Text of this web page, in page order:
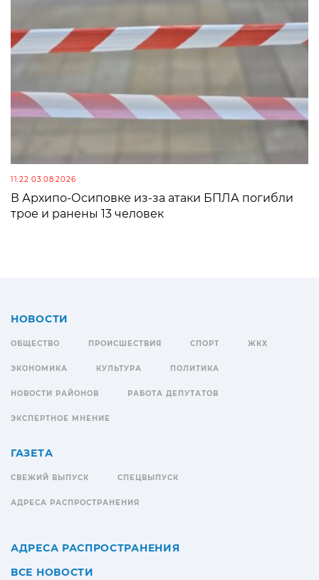
11:22 03.08.2026
В Архипо-Осиповке из-за атаки БПЛА погибли
трое и ранены 13 человек
НОВОСТИ
ОБЩЕСТВО ПРОИСШЕСТВИЯ СПОРТ ЖКХ
ЭКОНОМИКА КУЛЬТУРА ПОЛИТИКА
НОВОСТИ РАЙОНОВ РАБОТА ДЕПУТАТОВ
ЭКСПЕРТНОЕ МНЕНИЕ
ГАЗЕТА
СВЕЖИЙ ВЫПУСК СПЕЦВЫПУСК
АДРЕСА РАСПРОСТРАНЕНИЯ
АДРЕСА РАСПРОСТРАНЕНИЯ
ВСЕ НОВОСТИ